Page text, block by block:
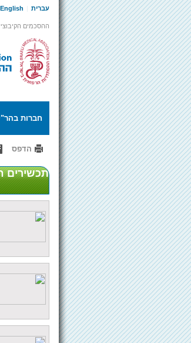
עברית English
ההסכמים
חברות
הדפס
תכשירים